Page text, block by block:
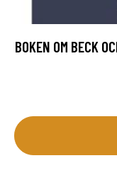
BOKEN OM BECK